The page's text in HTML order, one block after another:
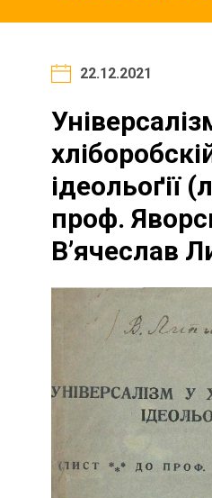
22.12.2021
ідеольоґії
проф.
В’ячеслав